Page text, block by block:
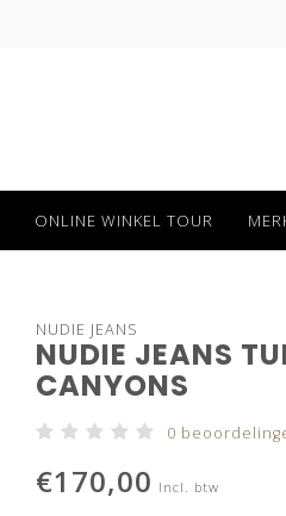
ONLINE WINKEL TOUR
NUDIE JEANS
NUDIE JEANS
CANYONS
0
€170,00 Incl. btw